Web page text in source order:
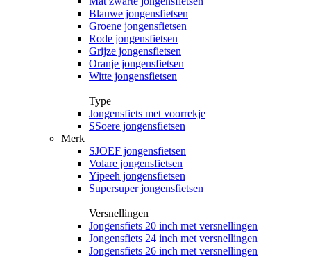
Blauwe jongensfietsen
Groene jongensfietsen
Rode jongensfietsen
Grijze jongensfietsen
Oranje jongensfietsen
Witte jongensfietsen
Type
Jongensfiets met voorrekje
SSoere jongensfietsen
Merk
SJOEF jongensfietsen
Volare jongensfietsen
Yipeeh jongensfietsen
Supersuper jongensfietsen
Versnellingen
Jongensfiets 20 inch met versnellingen
Jongensfiets 24 inch met versnellingen
Jongensfiets 26 inch met versnellingen